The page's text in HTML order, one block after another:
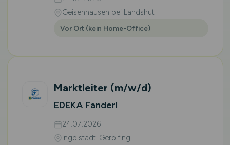
Geisenhausen bei Landshut
Vor Ort (kein Home-Office)
Marktleiter (m/w/d)
EDEKA Fanderl
24.07.2026
Ingolstadt-Gerolfing